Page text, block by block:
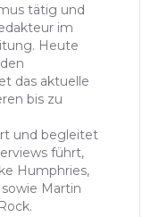
tätig und
im
Heute
das aktuelle
bis zu
und begleitet
führt,
Humphries,
Martin